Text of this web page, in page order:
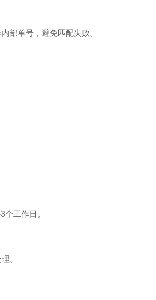
部单号，避免匹配失败。
工作日。
。